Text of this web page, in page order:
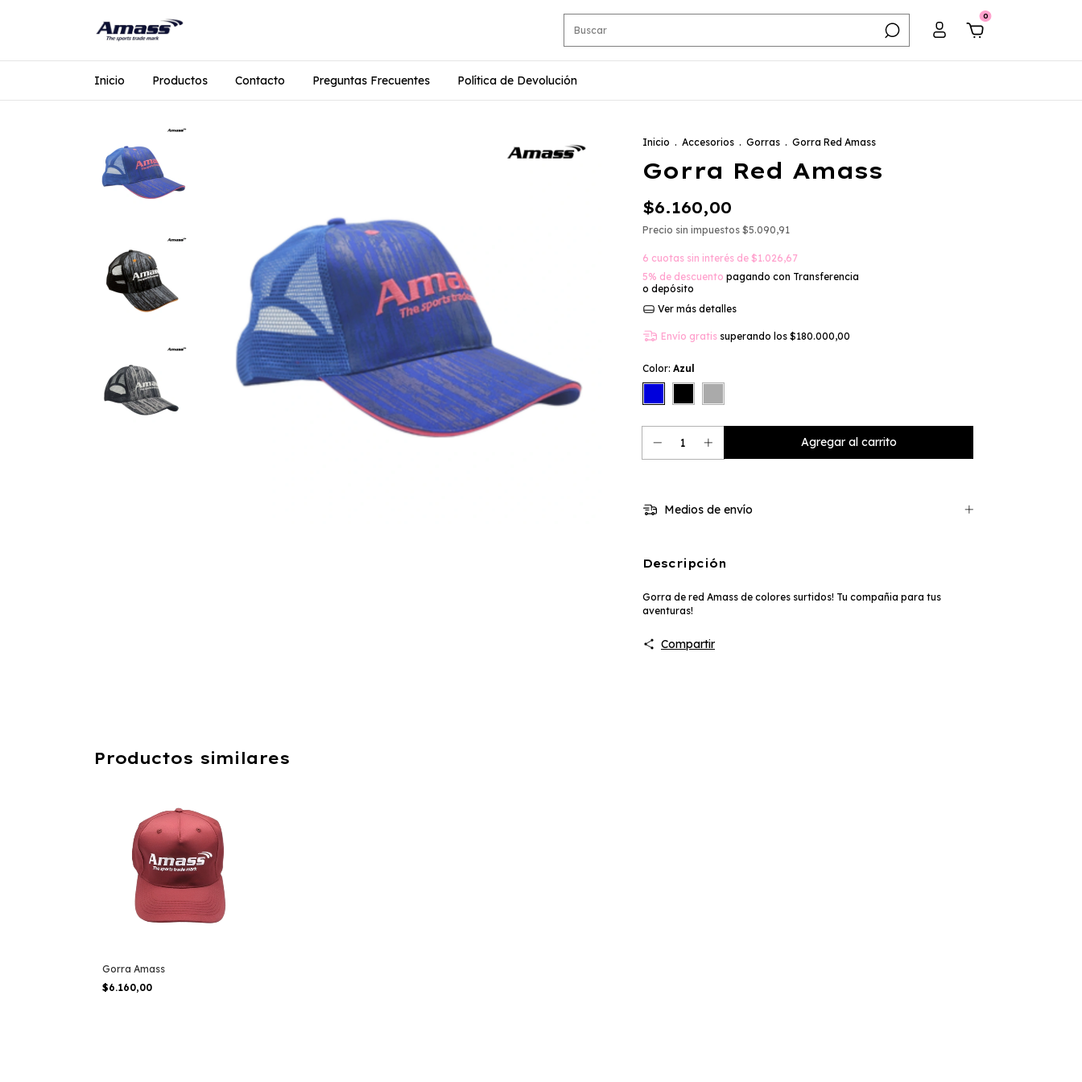
0
Inicio Productos Contacto Preguntas Frecuentes Política de Devolución
Inicio . Accesorios . Gorras . Gorra Red Amass
Gorra Red Amass
$6.160,00
Precio sin impuestos $5.090,91
6 cuotas sin interés de $1.026,67
5% de descuento pagando con Transferencia
o depósito
Ver más detalles
Envío gratis superando los $180.000,00
Color: Azul
Medios de envío
Descripción
Gorra de red Amass de colores surtidos! Tu compañia para tus
aventuras!
Compartir
Productos similares
Gorra Amass
$6.160,00